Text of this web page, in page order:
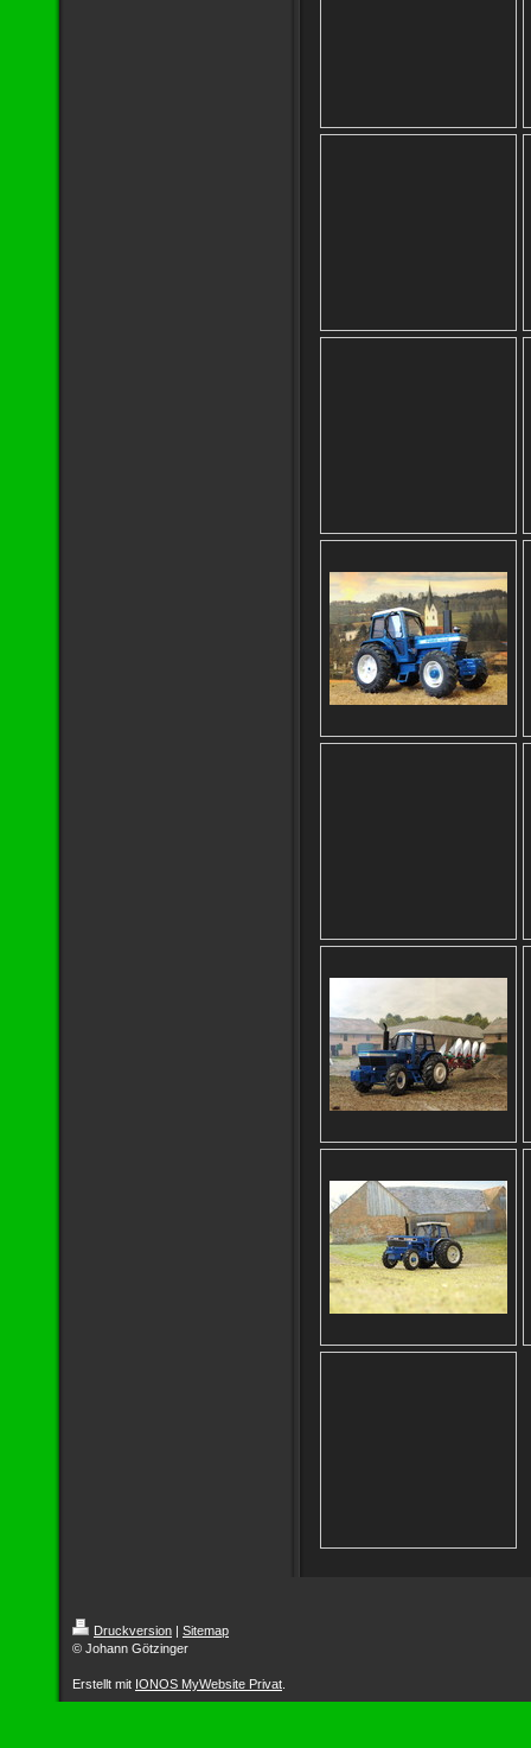
Druckversion | Sitemap
© Johann Götzinger
Erstellt mit IONOS MyWebsite Privat